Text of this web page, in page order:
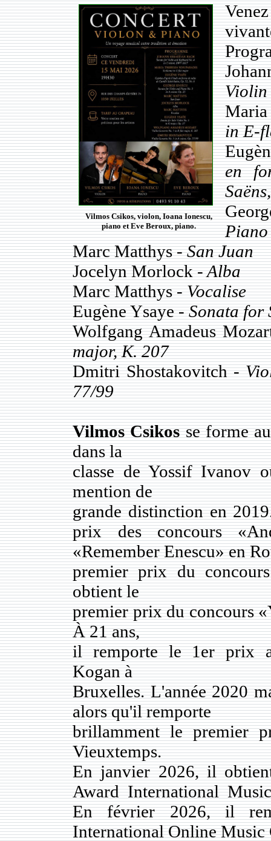
Vilmos Csikos, violon, Ioana Ionescu,
piano et Eve Beroux, piano.
Violin
in E-
en
Piano
Marc Matthys -San Juan
Jocelyn Morlock -Alba
Marc Matthys -Vocalise
Eugène Ysaye -Sonata for
Wolfgang Amadeus
major, K. 207
Dmitri Shostakovitch -
77/99
Vilmos Csikosse forme
dans la
classe de Yossif Ivanov
mention de
grande distinction en
prix des concours
«Remember Enescu» en
premier prix du
obtient le
premier prix du concours
À 21 ans,
il remporte le 1er prix
Kogan à
Bruxelles. L'année 2020
alors qu'il remporte
brillamment le premier
Vieuxtemps.
En janvier 2026, il
Award International
En février 2026, il
International Online Music